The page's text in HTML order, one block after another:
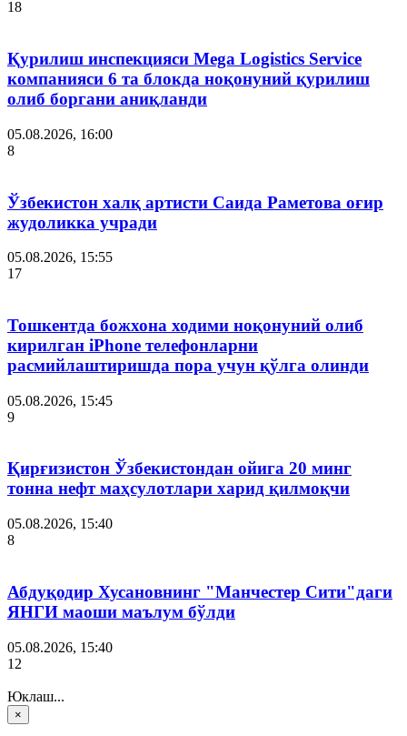
18
Қурилиш инспекцияси Мega Logistics Service
компанияси 6 та блокда ноқонуний қурилиш
олиб боргани аниқланди
05.08.2026, 16:00
8
Ўзбекистон халқ артисти Саида Раметова оғир
жудоликка учради
05.08.2026, 15:55
17
Тошкентда божхона ходими ноқонуний олиб
кирилган iPhone телефонларни
расмийлаштиришда пора учун қўлга олинди
05.08.2026, 15:45
9
Қирғизистон Ўзбекистондан ойига 20 минг
тонна нефт маҳсулотлари харид қилмоқчи
05.08.2026, 15:40
8
Абдуқодир Хусановнинг "Манчестер Сити"даги
ЯНГИ маоши маълум бўлди
05.08.2026, 15:40
12
Юклаш...
×